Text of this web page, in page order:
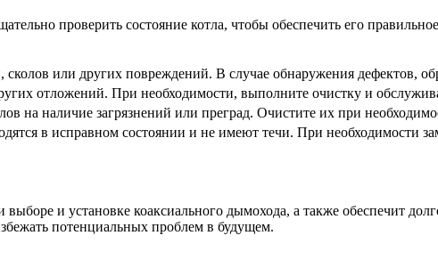
проверить состояние котла, чтобы обеспечить его
или других повреждений. В случае обнаружения дефектов,
отложений. При необходимости, выполните очистку и
на наличие загрязнений или преград. Очистите их при
в исправном состоянии и не имеют течи. При необходимости
и установке коаксиального дымохода, а также обеспечит
потенциальных проблем в будущем.